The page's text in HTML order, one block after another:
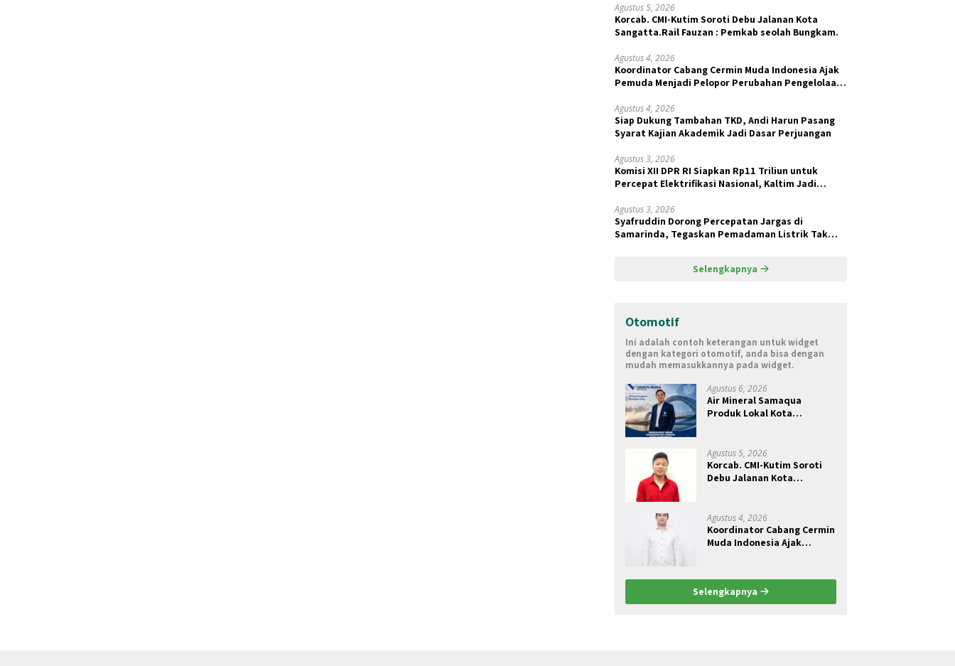
Agustus 5, 2026
Korcab. CMI-Kutim Soroti Debu Jalanan Kota
Sangatta.Rail Fauzan : Pemkab seolah Bungkam.
Agustus 4, 2026
Koordinator Cabang Cermin Muda Indonesia Ajak
Pemuda Menjadi Pelopor Perubahan Pengelolaan
Agustus 4, 2026
Siap Dukung Tambahan TKD, Andi Harun Pasang
Syarat Kajian Akademik Jadi Dasar Perjuangan
Agustus 3, 2026
Komisi XII DPR RI Siapkan Rp11 Triliun untuk
Percepat Elektrifikasi Nasional, Kaltim Jadi
Agustus 3, 2026
Syafruddin Dorong Percepatan Jargas di
Samarinda, Tegaskan Pemadaman Listrik Tak
Selengkapnya
Otomotif
Ini adalah contoh keterangan untuk widget
dengan kategori otomotif, anda bisa dengan
mudah memasukkannya pada widget.
Agustus 6, 2026
Air Mineral Samaqua
Produk Lokal Kota
Agustus 5, 2026
Korcab. CMI-Kutim Soroti
Debu Jalanan Kota
Agustus 4, 2026
Koordinator Cabang Cermin
Muda Indonesia Ajak
Sampah Berkelanjutan
Selengkapnya